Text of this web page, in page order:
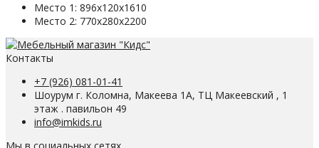
Место 1: 896х120х1610
Место 2: 770х280х2200
Контакты
+7 (926) 081-01-41
Шоурум г. Коломна, Макеева 1А, ТЦ Макеевский , 1
этаж . павильон 49
info@imkids.ru